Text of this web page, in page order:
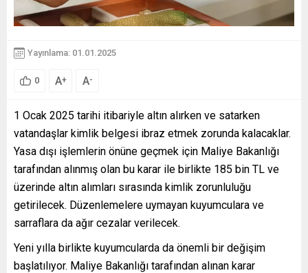
Yayınlama: 01.01.2025
0 A+ A-
1 Ocak 2025 tarihi itibariyle altın alırken ve satarken
vatandaşlar kimlik belgesi ibraz etmek zorunda kalacaklar.
Yasa dışı işlemlerin önüne geçmek için Maliye Bakanlığı
tarafından alınmış olan bu karar ile birlikte 185 bin TL ve
üzerinde altın alımları sırasında kimlik zorunluluğu
getirilecek. Düzenlemelere uymayan kuyumculara ve
sarraflara da ağır cezalar verilecek.
Yeni yılla birlikte kuyumcularda da önemli bir değişim
başlatılıyor. Maliye Bakanlığı tarafından alınan karar